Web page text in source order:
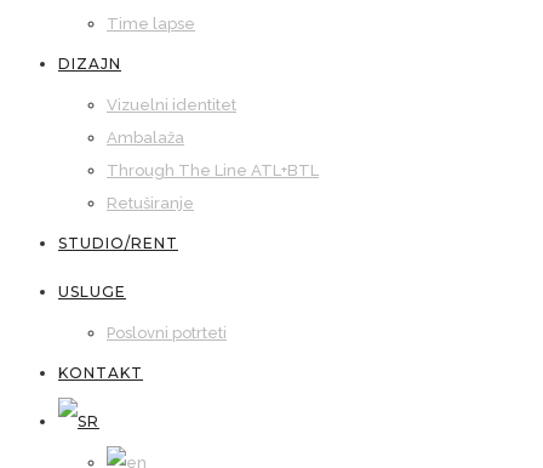
Time lapse
DIZAJN
Vizuelni identitet
Ambalaža
Through The Line ATL+BTL
Retuširanje
STUDIO/RENT
USLUGE
Poslovni potrteti
KONTAKT